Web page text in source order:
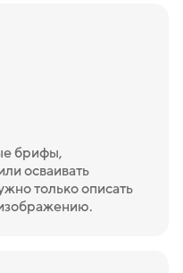
брифы,
осваивать
только описать